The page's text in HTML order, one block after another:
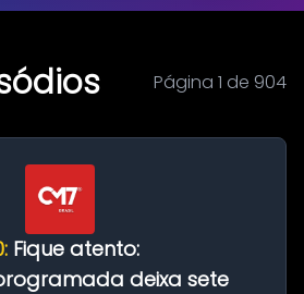
Página 1 de 904
Fique atento:
deixa sete